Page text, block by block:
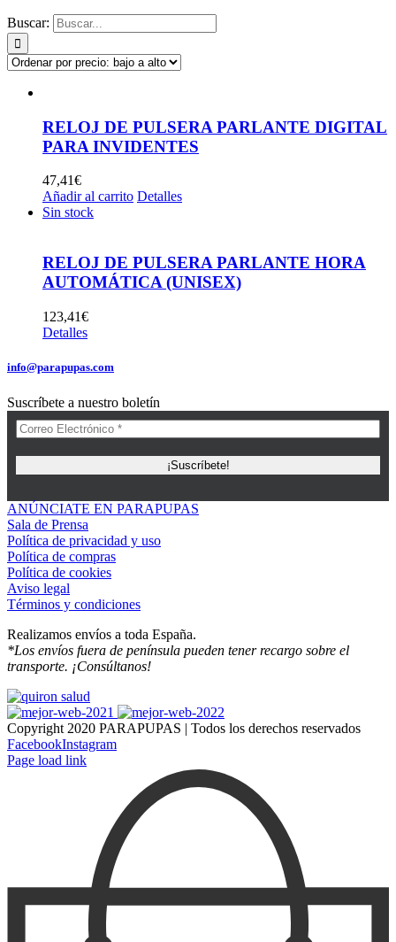
Buscar:
RELOJ DE PULSERA PARLANTE DIGITAL
PARA INVIDENTES
47,41€
Añadir al carrito Detalles
Sin stock
RELOJ DE PULSERA PARLANTE HORA
AUTOMÁTICA (UNISEX)
123,41€
Detalles
info@parapupas.com
Suscríbete a nuestro boletín
ANÚNCIATE EN PARAPUPAS
Sala de Prensa
Política de privacidad y uso
Política de compras
Política de cookies
Aviso legal
Términos y condiciones
Realizamos envíos a toda España.
*Los envíos fuera de península pueden tener recargo sobre el
transporte. ¡Consúltanos!
Copyright 2020 PARAPUPAS | Todos los derechos reservados
FacebookInstagram
Page load link